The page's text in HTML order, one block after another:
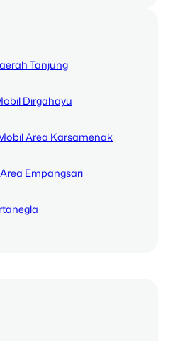
Tanjung
Dirgahayu
Area Karsamenak
Empangsari